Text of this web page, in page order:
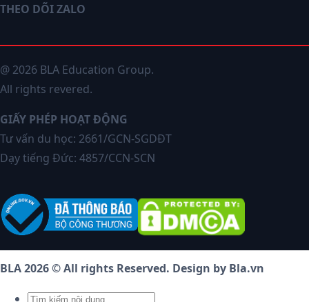
THEO DÕI ZALO
@ 2026 BLA Education Group.
All rights revered.
GIẤY PHÉP HOẠT ĐỘNG
Tư vấn du học: 2661/GCN-SGDĐT
Dạy tiếng Đức: 4857/CCN-SCN
BLA 2026 © All rights Reserved. Design by Bla.vn